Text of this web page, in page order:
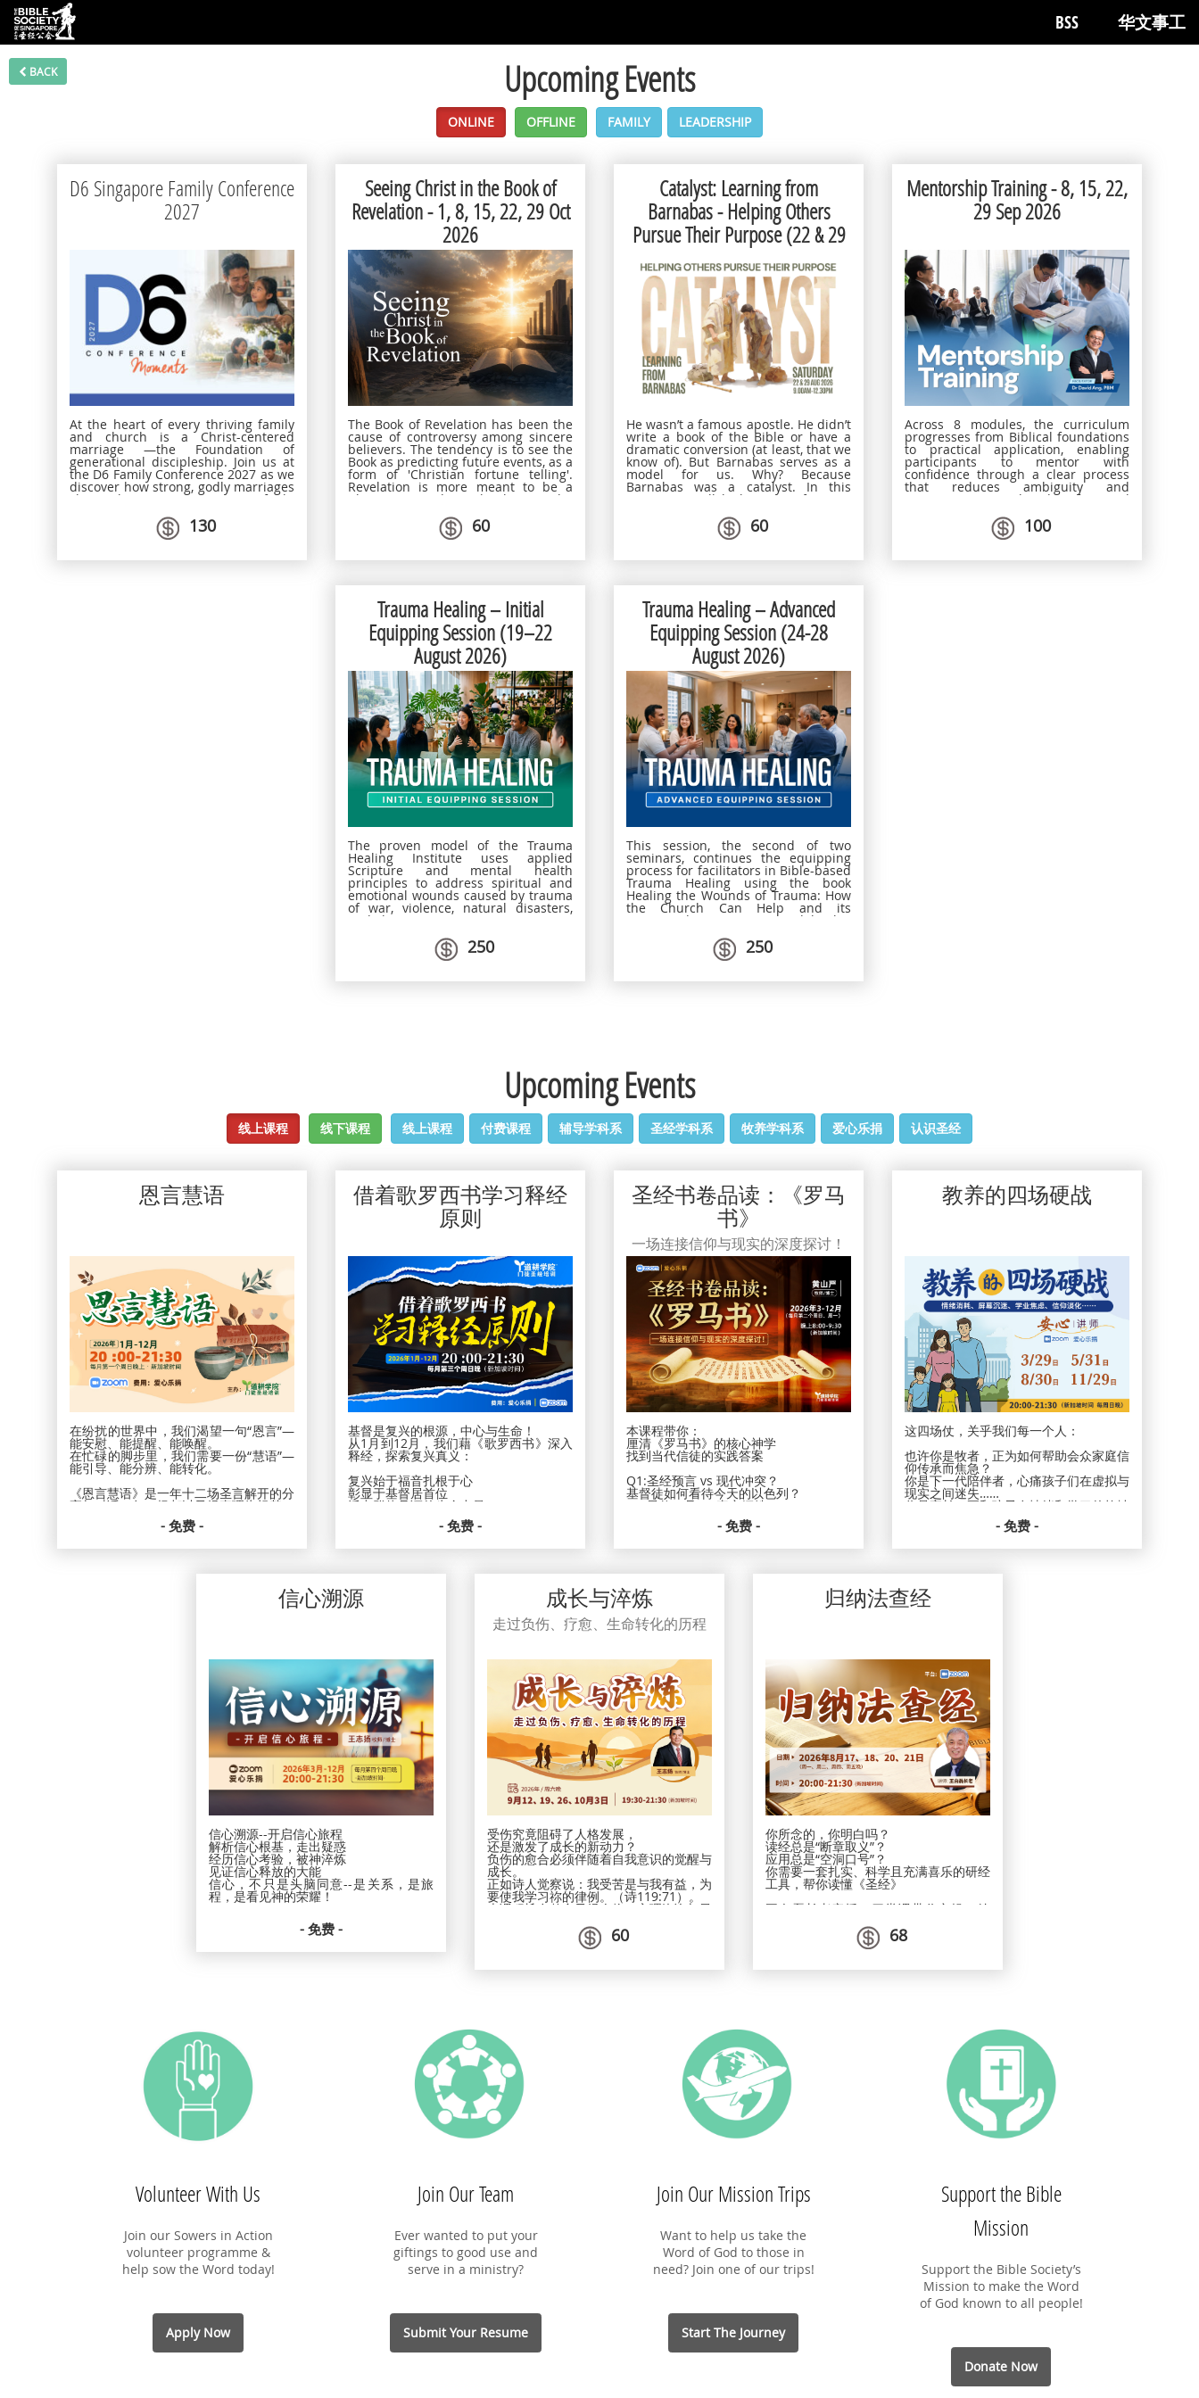
BSS 华文事工
BACK Upcoming Events
ONLINE OFFLINE FAMILY LEADERSHIP
D6 Singapore Family Conference
2027
At the heart of every thriving family
and church is a Christ-centered
marriage —the Foundation of
generational discipleship. Join us at
the D6 Family Conference 2027 as we
discover how strong, godly marriages
shape the next generation in faith.
serving in any season of life, there is
a place for you at this conference.
can contribute to building strong
130
Seeing Christ in the Book of
Revelation - 1, 8, 15, 22, 29 Oct
2026
The Book of Revelation has been the
cause of controversy among sincere
believers. The tendency is to see the
Book as predicting future events, as a
form of 'Christian fortune telling'.
Revelation is more meant to be a
Christ centred Book, being The
this study will not neglect the
interpretation of history as found in
discussion, with respect for differing
60
Catalyst: Learning from
Barnabas - Helping Others
Pursue Their Purpose (22 & 29
August 2026)
He wasn’t a famous apostle. He didn’t
write a book of the Bible or have a
dramatic conversion (at least, that we
know of). But Barnabas serves as a
model for us. Why? Because
Barnabas was a catalyst. In this
series, we will look at specific ways
by both his words and actions,
whether he was focusing on one
people. In four sessions, we will see
Purpose, Meeting Needs, Nurturing
Faith, Developing Potential. Barnabas’
steady faithfulness in using his gifts
for God’s kingdom was vital in the
lives of believers throughout history.
In Catalyst, we will learn that like
Barnabas, we can change the world,
one small act at a time.
60
Mentorship Training - 8, 15, 22,
29 Sep 2026
Across 8 modules, the curriculum
progresses from Biblical foundations
to practical application, enabling
participants to mentor with
confidence through a clear process
that reduces ambiguity and
maximises spiritual and professional
100
Trauma Healing – Initial
Equipping Session (19–22
August 2026)
The proven model of the Trauma
Healing Institute uses applied
Scripture and mental health
principles to address spiritual and
emotional wounds caused by trauma
of war, violence, natural disasters,
and abuse.
250
Trauma Healing – Advanced
Equipping Session (24-28
August 2026)
This session, the second of two
seminars, continues the equipping
process for facilitators in Bible-based
Trauma Healing using the book
Healing the Wounds of Trauma: How
the Church Can Help and its
associated programme model. This
Scripture and some of the best
mental health principles to address
caused by trauma of war, ethnic
Americas.
250
Upcoming Events
线上课程 线下课程 线上课程 付费课程 辅导学科系 圣经学科系 牧养学科系 爱心乐捐 认识圣经
恩言慧语
在纷扰的世界中，我们渴望一句“恩言”—
能安慰、能提醒、能唤醒。
在忙碌的脚步里，我们需要一份“慧语”—
能引导、能分辨、能转化。
《恩言慧语》是一年十二场圣言解开的分
享与对话，每一场都以圣经真理为根基，
结合生活的洞见与属灵的实践，帮助我
们： 在信仰中重新得力
从这里开始，真正读懂、祷读、活出上帝
立即加入，发现圣经的可爱与深刻！
日期：2026年1月4-12月6日
新加坡时间：每月第一个周日晚上
PDPA * 在向我们提供您个人资料的同
时，就表示您已同意让新加坡圣经公会和
策来收集、使用您的个人信息数据。我们
会竭力只在所需的范围内使用所收集的数
- 免费 -
借着歌罗西书学习释经
原则
基督是复兴的根源，中心与生命！
从1月到12月，我们藉《歌罗西书》深入
释经，探索复兴真义：
复兴始于福音扎根于心
彰显于基督居首位
活出群体见证的生命力量
从基督的至高与丰盛
每月主题深化 . 同行见证成长
日期：2026年1月18-12月20日
新加坡时间：每月第三个周日晚上
20:00-21:30
平台：ZOOM
费用：爱心乐捐
PDPA * 在向我们提供您个人资料的同
时，就表示您已同意让新加坡圣经公会和
属下的各项事工按照本会网页上的隐私政
策来收集、使用您的个人信息数据。我们
会竭力只在所需的范围内使用所收集的数
- 免费 -
圣经书卷品读：《罗马
书》
一场连接信仰与现实的深度探讨！
本课程带你：
厘清《罗马书》的核心神学
找到当代信徒的实践答案
Q1:圣经预言 vs 现代冲突？
基督徒如何看待今天的以色列？
Q2:灵修口号 vs 真实牺牲？
如何真正实践“将身体献上当作活祭”？
新加坡时间：每月第二个周日，周一晚上
8：00-9：30
平台：ZOOM
费用：爱心乐捐
PDPA * 在向我们提供您个人资料的同
时，就表示您已同意让新加坡圣经公会和
属下的各项事工按照本会网页上的隐私政
策来收集、使用您的个人信息数据。我们
会竭力只在所需的范围内使用所收集的数
据。
- 免费 -
教养的四场硬战
这四场仗，关乎我们每一个人：
也许你是牧者，正为如何帮助会众家庭信
仰传承而焦急？
你是下一代陪伴者，心痛孩子们在虚拟与
现实之间迷失……
你是家长，正和孩子在情绪和学习的拉扯
甚至你是单身或未育者，却也在这浪潮中
命”的属灵争战。我们邀请你，不再以角
色划分，而是以 “共同体” 的身份，一起
成为彼此的情绪疏导，而非风暴本身。
学业之战｜从焦虑到动力
停止无效内耗，协助孩子发现并发挥优
势。
屏幕之战｜从沉迷到管理
揭露成瘾背后的秘密，以管家思维善用资
源。
信仰之战｜从教导到活出
刻意营造环境，让信仰可活、可传、可扎
根。
教养四战｜破局同行
承而战。
日期：2026年3.29日、5.31日、8.30
日、11.29日
平台：ZOOM
属下的各项事工按照本会网页上的隐私政
策来收集、使用您的个人信息数据。我们
会竭力只在所需的范围内使用所收集的数
- 免费 -
信心溯源
信心溯源--开启信心旅程
解析信心根基，走出疑惑
经历信心考验，被神淬炼
见证信心释放的大能
信心，不只是头脑同意--是关系，是旅
程，是看见神的荣耀！
全年陪伴你深入圣经，溯源信心，共建生
费用：爱心乐捐
PDPA * 在向我们提供您个人资料的同
时，就表示您已同意让新加坡圣经公会和
属下的各项事工按照本会网页上的隐私政
策来收集、使用您的个人信息数据。我们
会竭力只在所需的范围内使用所收集的数
- 免费 -
成长与淬炼
走过负伤、疗愈、生命转化的历程
受伤究竟阻碍了人格发展，
还是激发了成长的新动力？
负伤的愈合必须伴随着自我意识的觉醒与
成长。
正如诗人觉察说：我受苦是与我有益，为
要使我学习祢的律例。（诗119:71）。
本课程旨在整合圣经人物、心理咨询与灵
为自我提供三个成长框架：
重寻自我定位的生命导向。
日
时间：周六晚上19:30-21:30分（新加坡
时间）
讲师：王志扬牧师/博士
平台：ZOOM
费用：60新币/180马币
报名截止日期：2026年9月1日
PDPA * 在向我们提供您个人资料的同
会竭力只在所需的范围内使用所收集的数
据。
60
归纳法查经
你所念的，你明白吗？
读经总是“断章取义”？
应用总是“空洞口号”？
你需要一套扎实、科学且充满喜乐的研经
工具，帮你读懂《圣经》
王白磊长老亲授，四堂课带你实操、练
观察：发现细节，看清经文真相。
解释：纵观上下文，捕捉真理核心。
早鸟优惠进行中！名额有限，邀你一同领
平台：zoom
费用：早鸟价48新币（原价68新币）
早鸟价截至日期8月3日，报名截止日期8
月10日
PDPA * 在向我们提供您个人资料的同
时，就表示您已同意让新加坡圣经公会和
属下的各项事工按照本会网页上的隐私政
策来收集、使用您的个人信息数据。我们
68
Volunteer With Us
Join our Sowers in Action
volunteer programme &
help sow the Word today!
Apply Now
Join Our Team
Ever wanted to put your
giftings to good use and
serve in a ministry?
Submit Your Resume
Join Our Mission Trips
Want to help us take the
Word of God to those in
need? Join one of our trips!
Start The Journey
Support the Bible
Mission
Support the Bible Society’s
Mission to make the Word
of God known to all people!
Donate Now